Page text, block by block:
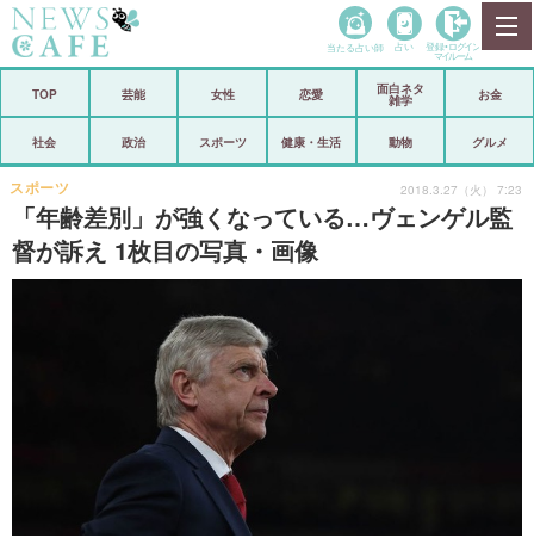
政治
経済
芸能 スポーツ
恋愛 ビックリ
コメントポスト
登録・ログイン/マイルーム
当たる占い師 占い 登録• ログイン
マイルーム
TOP 芸能 女性 恋愛
面白ネタ
雑学
お金
社会 政治 スポーツ 健康・生活 動物 グルメ
「年齢差別」が強くなっている…ヴェンゲル監
督が訴え 1枚目の写真・画像
スポーツ 2018.3.27（火） 7:23